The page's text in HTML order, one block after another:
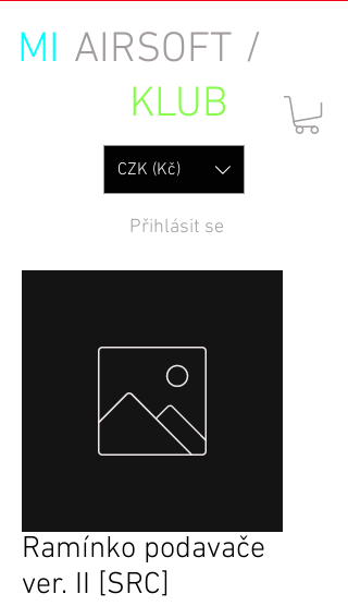
MI AIRSOFT /
KLUB
Přihlásit se
CZK (Kč)
Ramínko podavače
ver. II [SRC]